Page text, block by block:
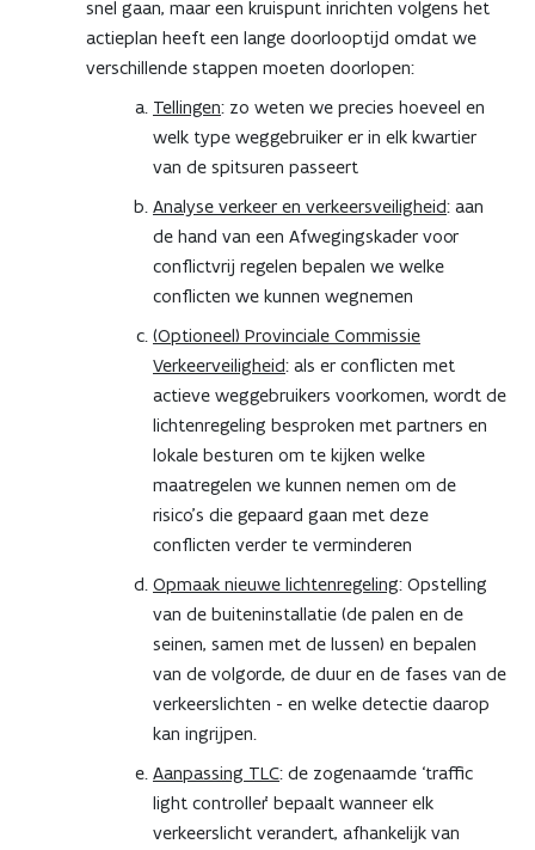
snel gaan, maar een kruispunt inrichten volgens het
actieplan heeft een lange doorlooptijd omdat we
verschillende stappen moeten doorlopen:
Tellingen: zo weten we precies hoeveel en
welk type weggebruiker er in elk kwartier
van de spitsuren passeert
Analyse verkeer en verkeersveiligheid: aan
de hand van een Afwegingskader voor
conflictvrij regelen bepalen we welke
conflicten we kunnen wegnemen
(Optioneel) Provinciale Commissie
Verkeerveiligheid: als er conflicten met
actieve weggebruikers voorkomen, wordt de
lichtenregeling besproken met partners en
lokale besturen om te kijken welke
maatregelen we kunnen nemen om de
risico’s die gepaard gaan met deze
conflicten verder te verminderen
Opmaak nieuwe lichtenregeling: Opstelling
van de buiteninstallatie (de palen en de
seinen, samen met de lussen) en bepalen
van de volgorde, de duur en de fases van de
verkeerslichten - en welke detectie daarop
kan ingrijpen.
Aanpassing TLC: de zogenaamde ‘traffic
light controller’ bepaalt wanneer elk
verkeerslicht verandert, afhankelijk van